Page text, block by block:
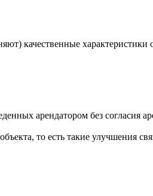
качественные характеристики
арендатором без согласия
то есть такие улучшения